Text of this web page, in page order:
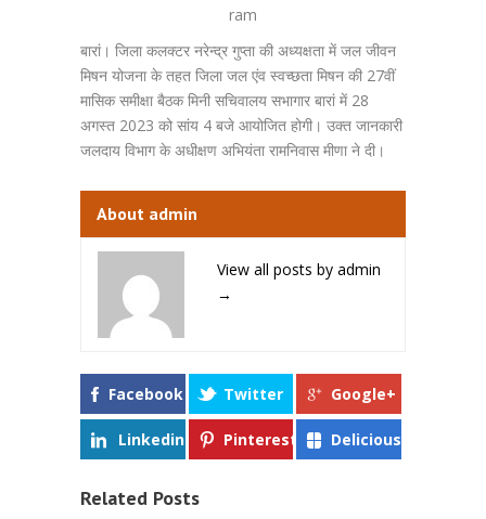
ram
बारां। जिला कलक्टर नरेन्द्र गुप्ता की अध्यक्षता में जल जीवन
मिषन योजना के तहत जिला जल एंव स्वच्छता मिषन की 27वीं
मासिक समीक्षा बैठक मिनी सचिवालय सभागार बारां में 28
अगस्त 2023 को सांय 4 बजे आयोजित होगी। उक्त जानकारी
जलदाय विभाग के अधीक्षण अभियंता रामनिवास मीणा ने दी।
About admin
View all posts by admin
→
Facebook Twitter Google+
Linkedin Pinterest Delicious
Related Posts